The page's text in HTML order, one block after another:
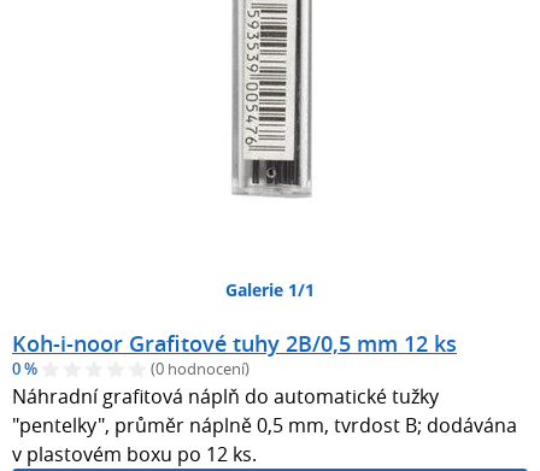
Galerie 1/1
Koh-i-noor Grafitové tuhy 2B/0,5 mm 12 ks
0 % (0 hodnocení)
Náhradní grafitová náplň do automatické tužky
"pentelky", průměr náplně 0,5 mm, tvrdost B; dodávána
v plastovém boxu po 12 ks.